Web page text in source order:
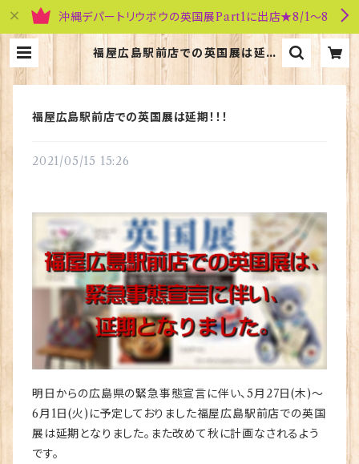
沖縄デパートリウボウの英国展Part1に出店★8/1～8
福屋広島駅前店での英国展は延
期！！！ | 英国雑貨専門店ブリティッシ
ュ・ライフ
福屋広島駅前店での英国展は延期！！！
2021/05/15 15:26
明日からの広島県の緊急事態宣言に伴い、5月27日(木)～
6月1日(火)に予定しておりました福屋広島駅前店での英国
展は延期となりました。また改めて秋に計画なされるよう
です。